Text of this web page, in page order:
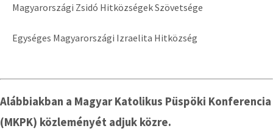
Magyarországi Zsidó Hitközségek Szövetsége
Egységes Magyarországi Izraelita Hitközség
Alábbiakban a Magyar Katolikus Püspöki Konferencia
(MKPK) közleményét adjuk közre.